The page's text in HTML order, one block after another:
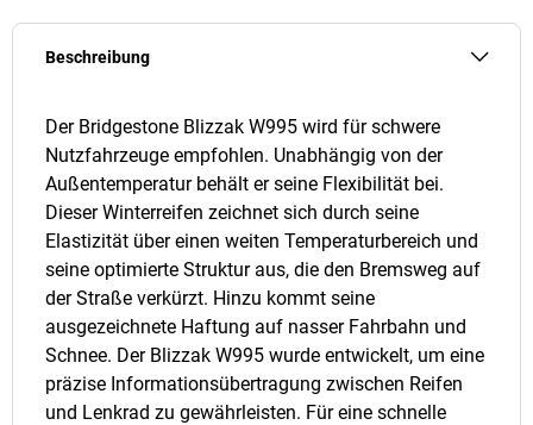
Beschreibung
Der Bridgestone Blizzak W995 wird für schwere
Nutzfahrzeuge empfohlen. Unabhängig von der
Außentemperatur behält er seine Flexibilität bei.
Dieser Winterreifen zeichnet sich durch seine
Elastizität über einen weiten Temperaturbereich und
seine optimierte Struktur aus, die den Bremsweg auf
der Straße verkürzt. Hinzu kommt seine
ausgezeichnete Haftung auf nasser Fahrbahn und
Schnee. Der Blizzak W995 wurde entwickelt, um eine
präzise Informationsübertragung zwischen Reifen
und Lenkrad zu gewährleisten. Für eine schnelle